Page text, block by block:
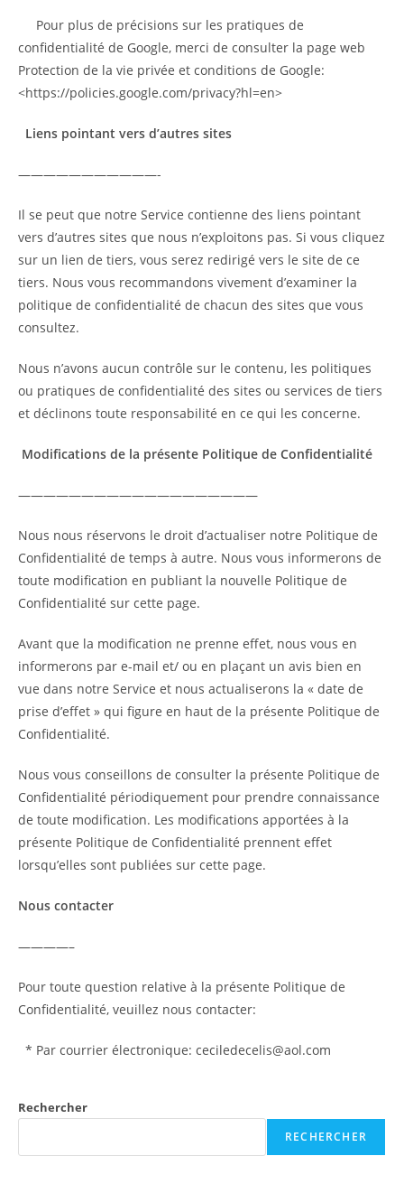
Pour plus de précisions sur les pratiques de
confidentialité de Google, merci de consulter la page web
Protection de la vie privée et conditions de Google:
<https://policies.google.com/privacy?hl=en>
Liens pointant vers d’autres sites
———————————-
Il se peut que notre Service contienne des liens pointant
vers d’autres sites que nous n’exploitons pas. Si vous cliquez
sur un lien de tiers, vous serez redirigé vers le site de ce
tiers. Nous vous recommandons vivement d’examiner la
politique de confidentialité de chacun des sites que vous
consultez.
Nous n’avons aucun contrôle sur le contenu, les politiques
ou pratiques de confidentialité des sites ou services de tiers
et déclinons toute responsabilité en ce qui les concerne.
Modifications de la présente Politique de Confidentialité
———————————————————
Nous nous réservons le droit d’actualiser notre Politique de
Confidentialité de temps à autre. Nous vous informerons de
toute modification en publiant la nouvelle Politique de
Confidentialité sur cette page.
Avant que la modification ne prenne effet, nous vous en
informerons par e-mail et/ ou en plaçant un avis bien en
vue dans notre Service et nous actualiserons la « date de
prise d’effet » qui figure en haut de la présente Politique de
Confidentialité.
Nous vous conseillons de consulter la présente Politique de
Confidentialité périodiquement pour prendre connaissance
de toute modification. Les modifications apportées à la
présente Politique de Confidentialité prennent effet
lorsqu’elles sont publiées sur cette page.
Nous contacter
————–
Pour toute question relative à la présente Politique de
Confidentialité, veuillez nous contacter:
* Par courrier électronique: ceciledecelis@aol.com
Rechercher
RECHERCHER